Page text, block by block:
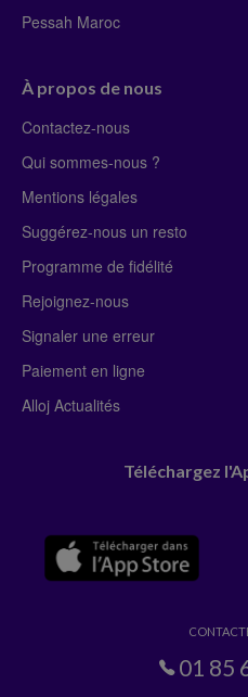
Pessah Maroc
À propos de nous
Contactez-nous
Qui sommes-nous ?
Mentions légales
Suggérez-nous un resto
Programme de fidélité
Rejoignez-nous
Signaler une erreur
Paiement en ligne
Alloj Actualités
Téléchargez
01 85